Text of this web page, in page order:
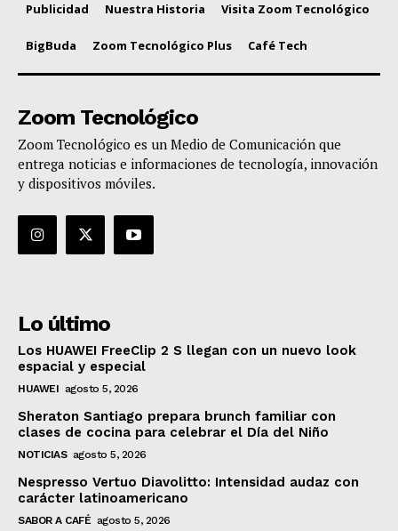
Publicidad Nuestra Historia Visita Zoom Tecnológico
BigBuda Zoom Tecnológico Plus Café Tech
Zoom Tecnológico
Zoom Tecnológico es un Medio de Comunicación que
entrega noticias e informaciones de tecnología, innovación
y dispositivos móviles.
Lo último
Los HUAWEI FreeClip 2 S llegan con un nuevo look
espacial y especial
HUAWEI agosto 5, 2026
Sheraton Santiago prepara brunch familiar con
clases de cocina para celebrar el Día del Niño
NOTICIAS agosto 5, 2026
Nespresso Vertuo Diavolitto: Intensidad audaz con
carácter latinoamericano
SABOR A CAFÉ agosto 5, 2026